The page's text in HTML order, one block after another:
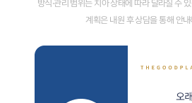
방식·관리 범위는 치아 상태에 따라 달라질 수
계획은 내원 후 상담을 통해 안